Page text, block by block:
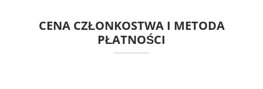
CENA CZŁONKOSTWA I METODA
PŁATNOŚCI